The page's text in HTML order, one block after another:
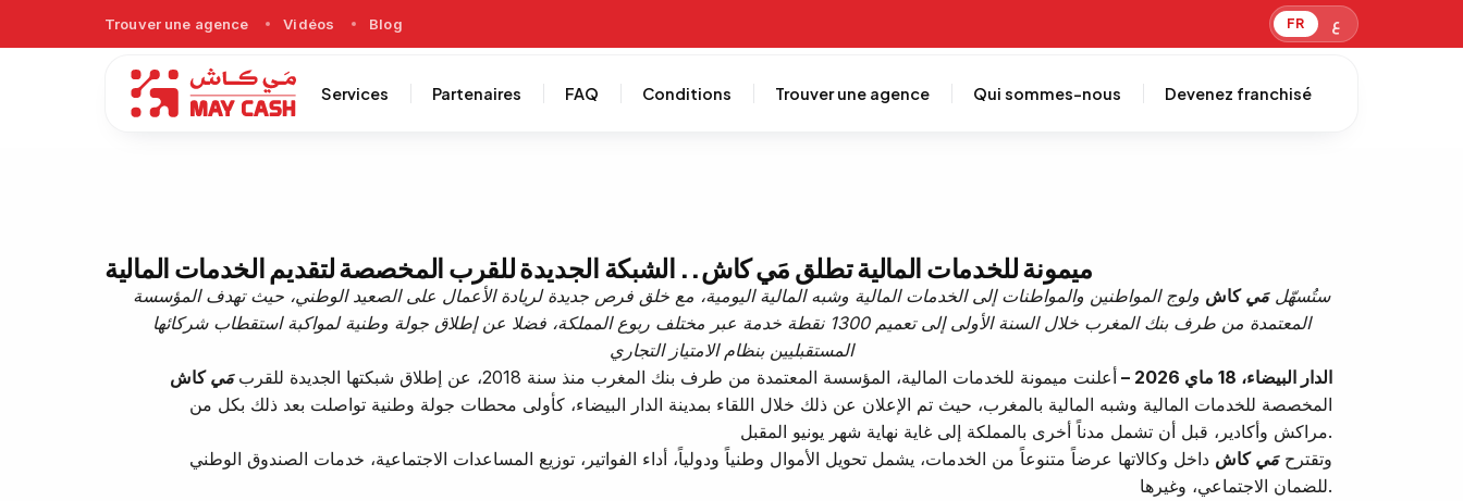
Trouver une agence Vidéos Blog FR ع
Services Partenaires FAQ Conditions Trouver une agence Qui sommes-nous Devenez franchisé
ميمونة للخدمات المالية تطلق مَي كاش.. الشبكة الجديدة للقرب المخصصة لتقديم الخدمات المالية
ستُسهّلمَي كاش ولوج المواطنين والمواطنات إلى الخدمات المالية وشبه المالية اليومية، مع خلق فرص جديدة لريادة الأعمال على الصعيد الوطني، حيث تهدف المؤسسة
المعتمدة من طرف بنك المغرب خلال السنة الأولى إلى تعميم 1300 نقطة خدمة عبر مختلف ربوع المملكة، فضلا عن إطلاق جولة وطنية لمواكبة استقطاب شركائها
المستقبليين بنظام الامتياز التجاري
الدار البيضاء، 18 ماي 2026 –
أعلنت ميمونة للخدمات المالية، المؤسسة المعتمدة من طرف بنك المغرب منذ سنة 2018، عن إطلاق شبكتها الجديدة للقرب مَي كاش
المخصصة للخدمات المالية وشبه المالية بالمغرب، حيث تم الإعلان عن ذلك خلال اللقاء بمدينة الدار البيضاء، كأولى محطات جولة وطنية تواصلت بعد ذلك بكل من
مراكش وأكادير، قبل أن تشمل مدناً أخرى بالمملكة إلى غاية نهاية شهر يونيو المقبل.
وتقترحمَي كاش داخل وكالاتها عرضاً متنوعاً من الخدمات، يشمل تحويل الأموال وطنياً ودولياً، أداء الفواتير، توزيع المساعدات الاجتماعية، خدمات الصندوق الوطني
للضمان الاجتماعي، وغيرها.